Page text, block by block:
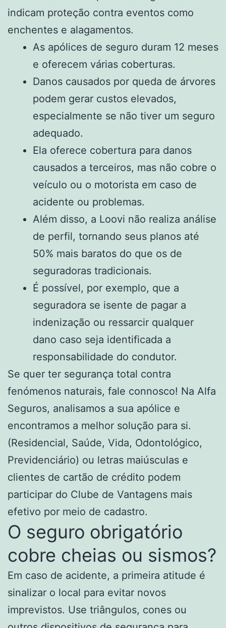
indicam proteção contra eventos como
enchentes e alagamentos.
As apólices de seguro duram 12 meses
e oferecem várias coberturas.
Danos causados por queda de árvores
podem gerar custos elevados,
especialmente se não tiver um seguro
adequado.
Ela oferece cobertura para danos
causados a terceiros, mas não cobre o
veículo ou o motorista em caso de
acidente ou problemas.
Além disso, a Loovi não realiza análise
de perfil, tornando seus planos até
50% mais baratos do que os de
seguradoras tradicionais.
É possível, por exemplo, que a
seguradora se isente de pagar a
indenização ou ressarcir qualquer
dano caso seja identificada a
responsabilidade do condutor.
Se quer ter segurança total contra
fenómenos naturais, fale connosco! Na Alfa
Seguros, analisamos a sua apólice e
encontramos a melhor solução para si.
(Residencial, Saúde, Vida, Odontológico,
Previdenciário) ou letras maiúsculas e
clientes de cartão de crédito podem
participar do Clube de Vantagens mais
efetivo por meio de cadastro.
O seguro obrigatório
cobre cheias ou sismos?
Em caso de acidente, a primeira atitude é
sinalizar o local para evitar novos
imprevistos. Use triângulos, cones ou